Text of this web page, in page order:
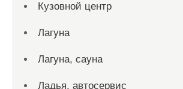
Кузовной центр
Лагуна
Лагуна, сауна
Ладья, автосервис